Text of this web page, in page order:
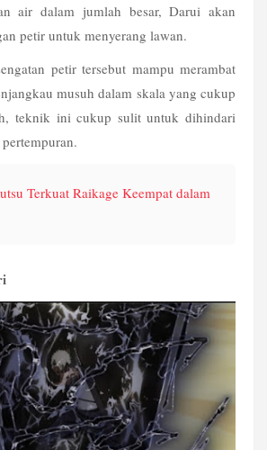
air dalam jumlah besar, Darui akan
petir untuk menyerang lawan.
petir tersebut mampu merambat
musuh dalam skala yang cukup
teknik ini cukup sulit untuk dihindari
Terkuat Raikage Keempat dalam